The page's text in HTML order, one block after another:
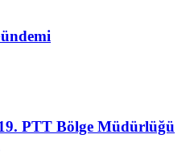
PTT Bölge Müdürlüğü